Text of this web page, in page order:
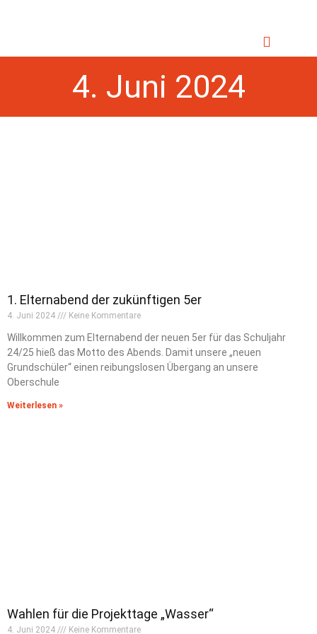
4. Juni 2024
1. Elternabend der zukünftigen 5er
4. Juni 2024 Keine Kommentare
Willkommen zum Elternabend der neuen 5er für das Schuljahr
24/25 hieß das Motto des Abends. Damit unsere „neuen
Grundschüler“ einen reibungslosen Übergang an unsere
Oberschule
Weiterlesen »
Wahlen für die Projekttage „Wasser“
4. Juni 2024 Keine Kommentare